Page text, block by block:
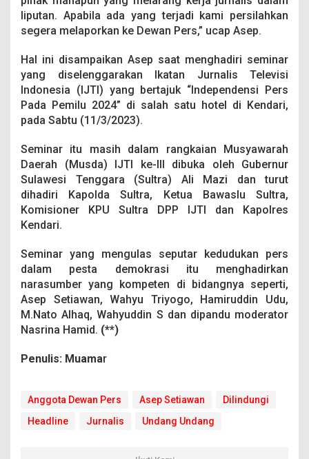
liputan. Apabila ada yang terjadi kami persilahkan
segera melaporkan ke Dewan Pers,” ucap Asep.
Hal ini disampaikan Asep saat menghadiri seminar
yang diselenggarakan Ikatan Jurnalis Televisi
Indonesia (IJTI) yang bertajuk “Independensi Pers
Pada Pemilu 2024” di salah satu hotel di Kendari,
pada Sabtu (11/3/2023).
Seminar itu masih dalam rangkaian Musyawarah
Daerah (Musda) IJTI ke-III dibuka oleh Gubernur
Sulawesi Tenggara (Sultra) Ali Mazi dan turut
dihadiri Kapolda Sultra, Ketua Bawaslu Sultra,
Komisioner KPU Sultra DPP IJTI dan Kapolres
Kendari.
Seminar yang mengulas seputar kedudukan pers
dalam pesta demokrasi itu menghadirkan
narasumber yang kompeten di bidangnya seperti,
Asep Setiawan, Wahyu Triyogo, Hamiruddin Udu,
M.Nato Alhaq, Wahyuddin S dan dipandu moderator
Nasrina Hamid. (**)
Penulis: Muamar
Anggota Dewan Pers Asep Setiawan
Dilindungi
Headline
Jurnalis Undang Undang